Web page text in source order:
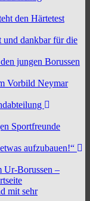
den Härtetest
und dankbar für die
jungen Borussen
Vorbild Neymar
Sportfreunde
aufzubauen!“
Ur-Borussen –
mit sehr